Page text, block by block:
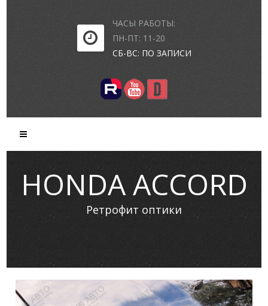
ЧАСЫ РАБОТЫ:
ПН-ПТ: 11-20
СБ-ВС: ПО ЗАПИСИ
HONDA ACCORD
Ретрофит оптики